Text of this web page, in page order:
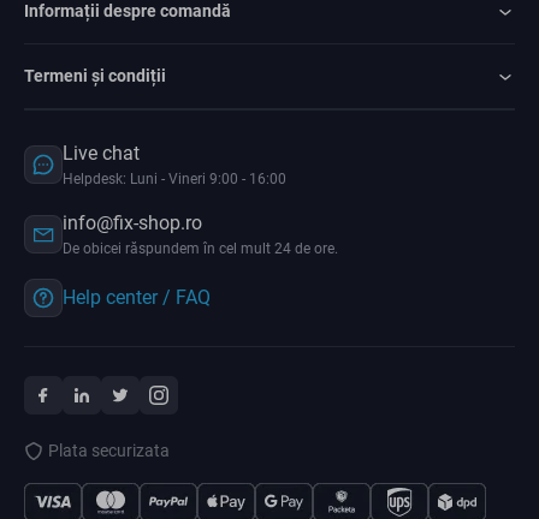
Informații despre comandă
Termeni și condiții
Live chat
Helpdesk: Luni - Vineri 9:00 - 16:00
info@fix-shop.ro
De obicei răspundem în cel mult 24 de ore.
Help center / FAQ
Plata securizata